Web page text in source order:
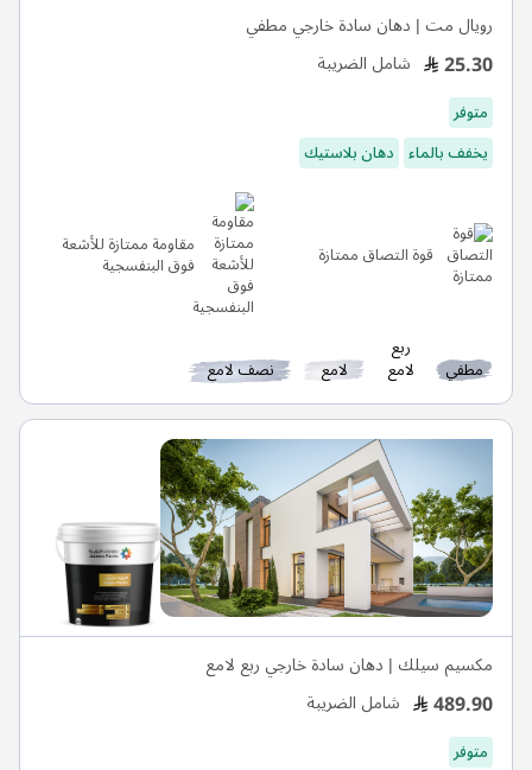
رويال مت | دهان سادة خارجي مطفي
25.30 شامل الضريبة
متوفر
يخفف بالماء دهان بلاستيك
قوة التصاق ممتازة مقاومة ممتازة للأشعة
فوق البنفسجية
مطفي
ربع
لامع لامع نصف لامع
مكسيم سيلك | دهان سادة خارجي ربع لامع
489.90 شامل الضريبة
متوفر